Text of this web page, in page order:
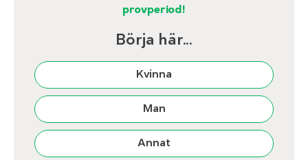
provperiod!
Börja här...
Kvinna
Man
Annat